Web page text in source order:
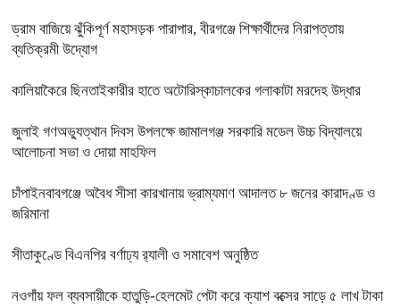
ড্রাম বাজিয়ে ঝুঁকিপূর্ণ মহাসড়ক পারাপার, বীরগঞ্জে শিক্ষার্থীদের নিরাপত্তায়
ব্যতিক্রমী উদ্যোগ
কালিয়াকৈরে ছিনতাইকারীর হাতে অটোরিস্কাচালকের গলাকাটা মরদেহ উদ্ধার
জুলাই গণঅভ্যুত্থান দিবস উপলক্ষে জামালগঞ্জ সরকারি মডেল উচ্চ বিদ্যালয়ে
আলোচনা সভা ও দোয়া মাহফিল
চাঁপাইনবাবগঞ্জে অবৈধ সীসা কারখানায় ভ্রাম্যমাণ আদালত ৮ জনের কারাদণ্ড ও
জরিমানা
সীতাকুণ্ডে বিএনপির বর্ণাঢ্য র‍্যালী ও সমাবেশ অনুষ্ঠিত
নওগাঁয় ফল ব্যবসায়ীকে হাতুড়ি-হেলমেট পেটা করে ক্যাশ বক্সের সাড়ে ৫ লাখ টাকা